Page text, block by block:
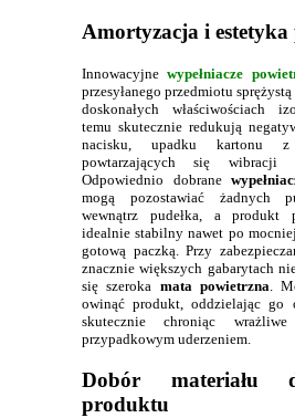
Amortyzacja i estetyka
Innowacyjnewypełniacze
przesyłanego przedmiotu
doskonałych właściwościach
temu skutecznie redukują
nacisku, upadku kartonu
powtarzających się
Odpowiednio dobrane
mogą pozostawiać żadnych
wewnątrz pudełka, a produkt
idealnie stabilny nawet po
gotową paczką. Przy
znacznie większych gabarytach
się szeroka mata powietrzna .
owinąć produkt, oddzielając go
skutecznie chroniąc
przypadkowym uderzeniem.
Dobór materiału
produktu